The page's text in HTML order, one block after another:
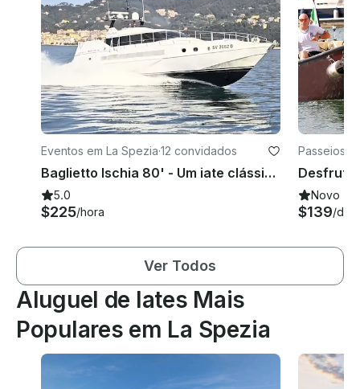
Eventos em La Spezia·12 convidados
Baglietto Ischia 80' - Um iate clássico e luxuoso!
5.0
$225/hora
Passeios
Novo
$139/dia
Ver Todos
Aluguel de Iates Mais
Populares em La Spezia